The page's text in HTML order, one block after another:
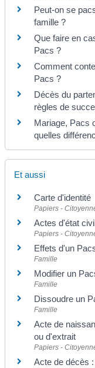
Peut-on se
famille ?
Que faire en
Pacs ?
Comment
Pacs ?
Décès du
règles de
Mariage, Pacs
quelles
Et aussi
Carte d'identité
Papiers -
Actes d'état
Papiers -
Effets d'un
Famille
Modifier un
Famille
Dissoudre un
Famille
Acte de
ou d'extrait
Papiers -
Acte de décès